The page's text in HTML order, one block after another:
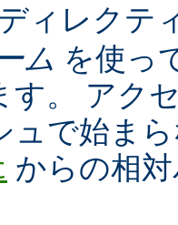
ディレクテ
ム を使っ
す。 アク
ュで始ま
からの相